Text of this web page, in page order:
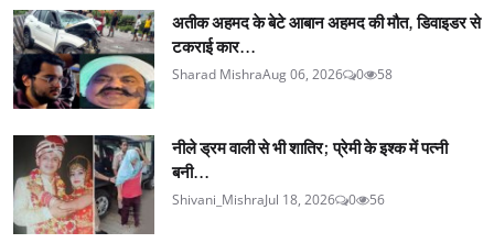
अतीक अहमद के बेटे आबान अहमद की मौत, डिवाइडर से
टकराई कार...
Sharad MishraAug 06, 2026 0 58
नीले ड्रम वाली से भी शातिर; प्रेमी के इश्‍क में पत्नी
बनी...
Shivani_MishraJul 18, 2026 0 56